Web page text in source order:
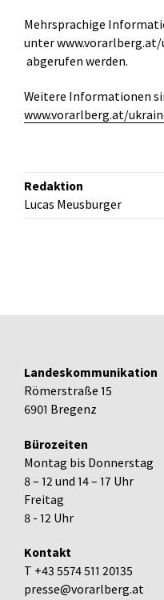
Mehrsprachige
unter
abgerufen werden.
Weitere Informationen
www.vorarlberg.at/
Redaktion
Lucas Meusburger
Landeskommunikation
Römerstraße 15
6901 Bregenz
Bürozeiten
Montag bis Donnerstag
8 – 12 und 14 – 17 Uhr
Freitag
8 - 12 Uhr
Kontakt
T +43 5574 511 20135
presse@vorarlberg.at